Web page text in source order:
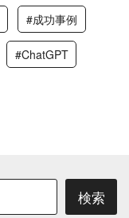
#成功事例
#ChatGPT